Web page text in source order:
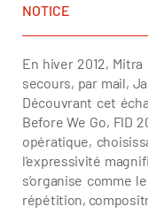
NOTICE
En hiver 2012,
secours, par mail,
Découvrant cet
Before We Go, FID
opératique,
l’expressivité
s’organise comme
répétition,